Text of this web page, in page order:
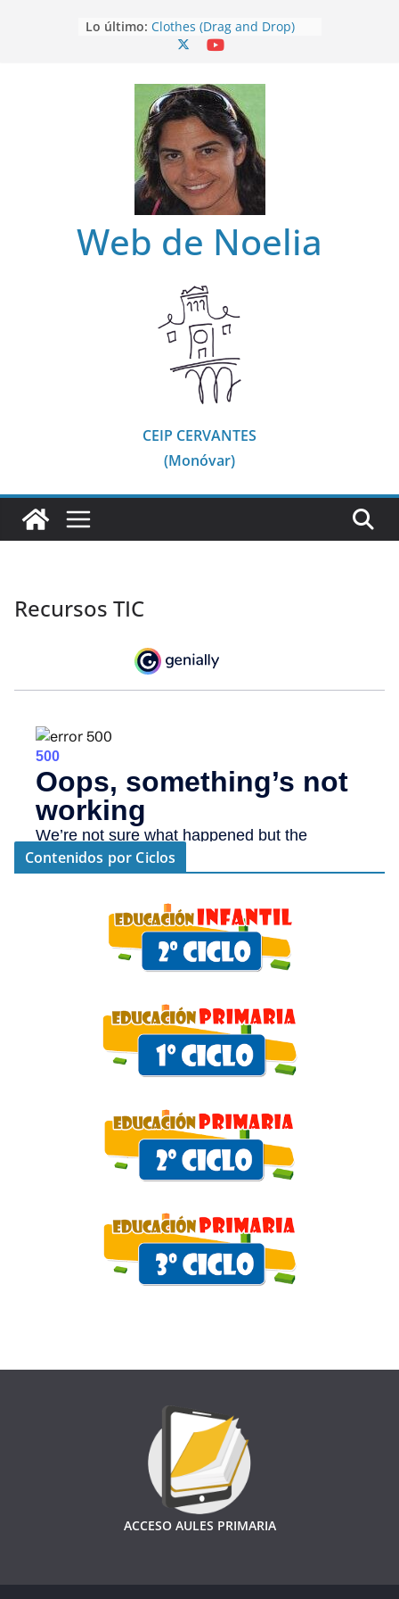
Lo último: Clothes (Drag and Drop)
Clothes
Clothes (Spot it)
Clothes (Listen and choose)
Web de Noelia
CEIP CERVANTES
(Monóvar)
Recursos TIC
Contenidos por Ciclos
ACCESO AULES PRIMARIA